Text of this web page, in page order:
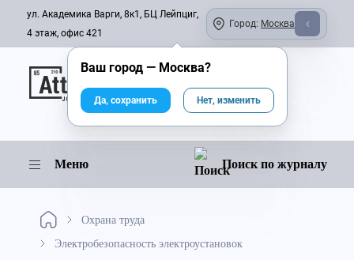
ул. Академика Варги, 8к1, БЦ Лейпциг,
4 этаж, офис 421
Город: Москва
Онлайн-журнал
Меню Поиск по журналу
Охрана труда
Электробезопасность электроустановок
Ваш город — Москва?
Да, сохранить Нет, изменить